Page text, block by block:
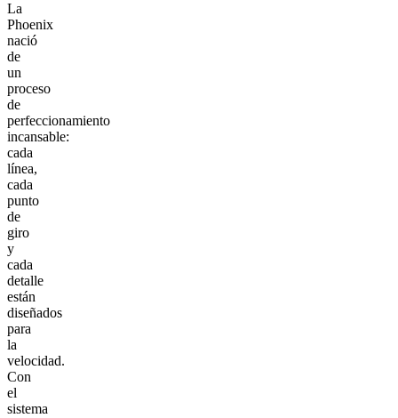
La
Phoenix
nació
de
un
proceso
de
perfeccionamiento
incansable:
cada
línea,
cada
punto
de
giro
y
cada
detalle
están
diseñados
para
la
velocidad.
Con
el
sistema